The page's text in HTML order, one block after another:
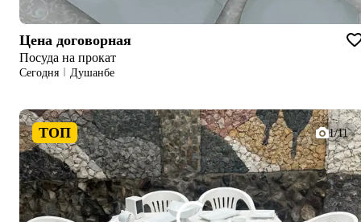
Цена договорная
Посуда на прокат
Сегодня Душанбе
ТОП 1/11